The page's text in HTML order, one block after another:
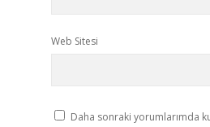
Web Sitesi
Daha sonraki yorumlarımda